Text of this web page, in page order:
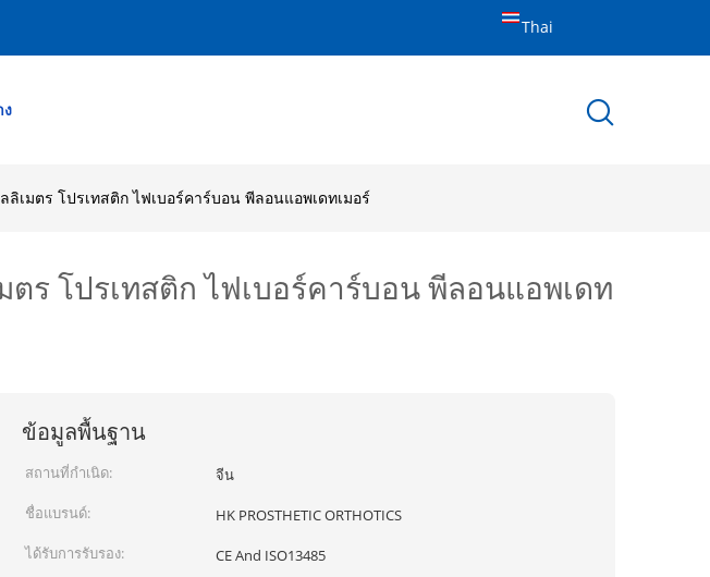
Thai
เมตร โปรเทสติก ไฟเบอร์คาร์บอน พีลอนแอพเดทเมอร์
ร โปรเทสติก ไฟเบอร์คาร์บอน พีลอนแอพเดท
ข้อมูลพื้นฐาน
สถานที่กำเนิด:
จีน
ชื่อแบรนด์:
HK PROSTHETIC ORTHOTICS
ได้รับการรับรอง:
CE And ISO13485